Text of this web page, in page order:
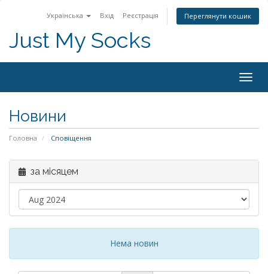
Українська Вхід Реєстрація Переглянути кошик
Just My Socks
Новини
Головна Сповіщення
за місяцем
Нема новин